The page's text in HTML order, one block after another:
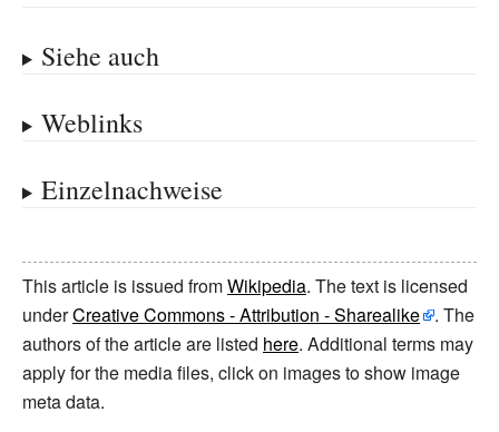
Siehe auch
Weblinks
Einzelnachweise
This article is issued fromWikipedia. The text is licensed
underCreative Commons - Attribution - Sharealike
. The
authors of the article are listed here. Additional terms may
apply for the media files, click on images to show image
meta data.